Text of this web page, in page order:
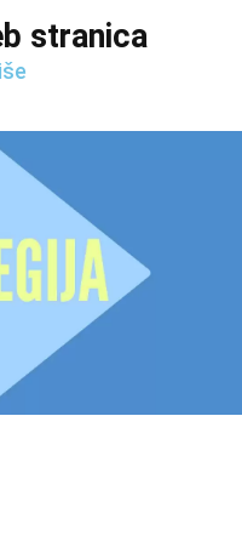
stranica